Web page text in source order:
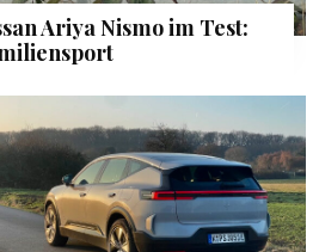
Ariya Nismo im Test: